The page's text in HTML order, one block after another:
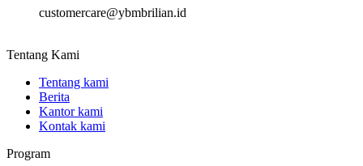
customercare@ybmbrilian.id
Tentang Kami
Tentang kami
Berita
Kantor kami
Kontak kami
Program